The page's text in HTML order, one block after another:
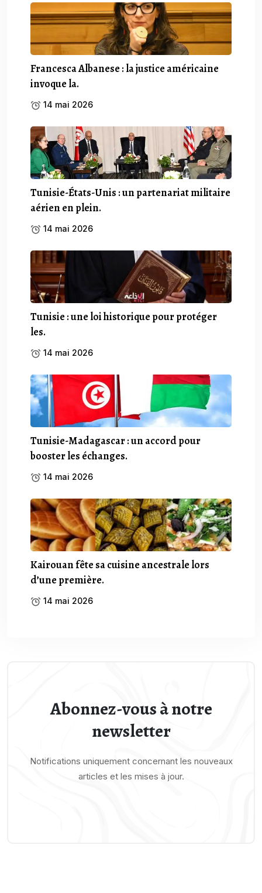
Francesca Albanese : la justice américaine
invoque la.
14 mai 2026
Tunisie-États-Unis : un partenariat militaire
aérien en plein.
14 mai 2026
Tunisie : une loi historique pour protéger
les.
14 mai 2026
Tunisie-Madagascar : un accord pour
booster les échanges.
14 mai 2026
Kairouan fête sa cuisine ancestrale lors
d’une première.
14 mai 2026
Abonnez-vous à notre
newsletter
Notifications uniquement concernant les nouveaux
articles et les mises à jour.